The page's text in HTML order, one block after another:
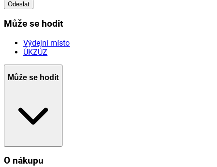
Odeslat
Může se hodit
Výdejní místo
ÚKZÚZ
Může se hodit
O nákupu